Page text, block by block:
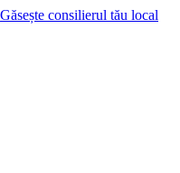
Găsește consilierul tău local